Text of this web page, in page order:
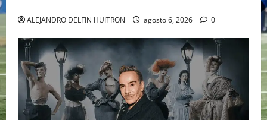
ALEJANDRO DELFIN HUITRON agosto 6, 2026 0